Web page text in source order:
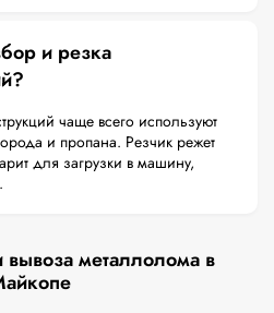
и резка
чаще всего используют
и пропана. Резчик режет
для загрузки в машину,
металлолома в